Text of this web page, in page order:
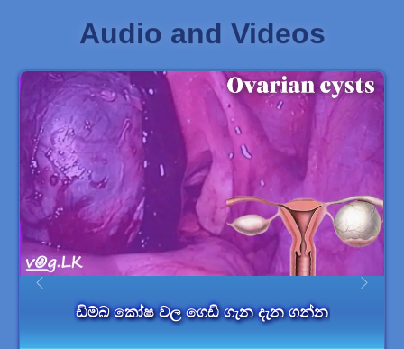
Audio and Videos
ලැපරොස්කොපි ක්‍රමයට ගර්භාෂය ඉවත් කරන
සැත්කම (TLH) ගැන නුගසෙවන වැඩසටහන.